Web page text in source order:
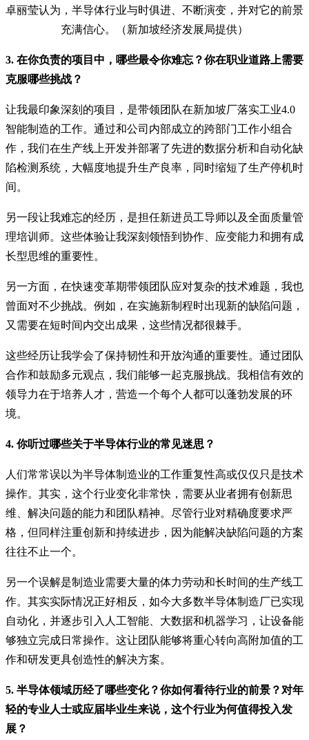
卓丽莹认为，半导体行业与时俱进、不断演变，并对它的前景
充满信心。（新加坡经济发展局提供）
3. 在你负责的项目中，哪些最令你难忘？你在职业道路上需要
克服哪些挑战？
让我最印象深刻的项目，是带领团队在新加坡厂落实工业4.0
智能制造的工作。通过和公司内部成立的跨部门工作小组合
作，我们在生产线上开发并部署了先进的数据分析和自动化缺
陷检测系统，大幅度地提升生产良率，同时缩短了生产停机时
间。
另一段让我难忘的经历，是担任新进员工导师以及全面质量管
理培训师。这些体验让我深刻领悟到协作、应变能力和拥有成
长型思维的重要性。
另一方面，在快速变革期带领团队应对复杂的技术难题，我也
曾面对不少挑战。例如，在实施新制程时出现新的缺陷问题，
又需要在短时间内交出成果，这些情况都很棘手。
这些经历让我学会了保持韧性和开放沟通的重要性。通过团队
合作和鼓励多元观点，我们能够一起克服挑战。我相信有效的
领导力在于培养人才，营造一个每个人都可以蓬勃发展的环
境。
4. 你听过哪些关于半导体行业的常见迷思？
人们常常误以为半导体制造业的工作重复性高或仅仅只是技术
操作。其实，这个行业变化非常快，需要从业者拥有创新思
维、解决问题的能力和团队精神。尽管行业对精确度要求严
格，但同样注重创新和持续进步，因为能解决缺陷问题的方案
往往不止一个。
另一个误解是制造业需要大量的体力劳动和长时间的生产线工
作。其实实际情况正好相反，如今大多数半导体制造厂已实现
自动化，并逐步引入人工智能、大数据和机器学习，让设备能
够独立完成日常操作。这让团队能够将重心转向高附加值的工
作和研发更具创造性的解决方案。
5. 半导体领域历经了哪些变化？你如何看待行业的前景？对年
轻的专业人士或应届毕业生来说，这个行业为何值得投入发
展？